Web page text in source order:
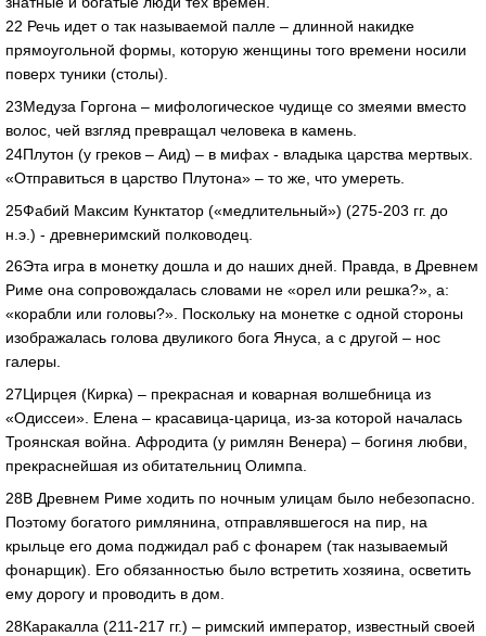
22 Речь идет о так называемой палле – длинной накидке
прямоугольной формы, которую женщины того времени носили
поверх туники (столы).
23Медуза Горгона – мифологическое чудище со змеями вместо
волос, чей взгляд превращал человека в камень.
24Плутон (у греков – Аид) – в мифах - владыка царства мертвых.
«Отправиться в царство Плутона» – то же, что умереть.
25Фабий Максим Кунктатор («медлительный») (275-203 гг. до
н.э.) - древнеримский полководец.
26Эта игра в монетку дошла и до наших дней. Правда, в Древнем
Риме она сопровождалась словами не «орел или решка?», а:
«корабли или головы?». Поскольку на монетке с одной стороны
изображалась голова двуликого бога Януса, а с другой – нос
галеры.
27Цирцея (Кирка) – прекрасная и коварная волшебница из
«Одиссеи». Елена – красавица-царица, из-за которой началась
Троянская война. Афродита (у римлян Венера) – богиня любви,
прекраснейшая из обитательниц Олимпа.
28В Древнем Риме ходить по ночным улицам было небезопасно.
Поэтому богатого римлянина, отправлявшегося на пир, на
крыльце его дома поджидал раб с фонарем (так называемый
фонарщик). Его обязанностью было встретить хозяина, осветить
ему дорогу и проводить в дом.
28Каракалла (211-217 гг.) – римский император, известный своей